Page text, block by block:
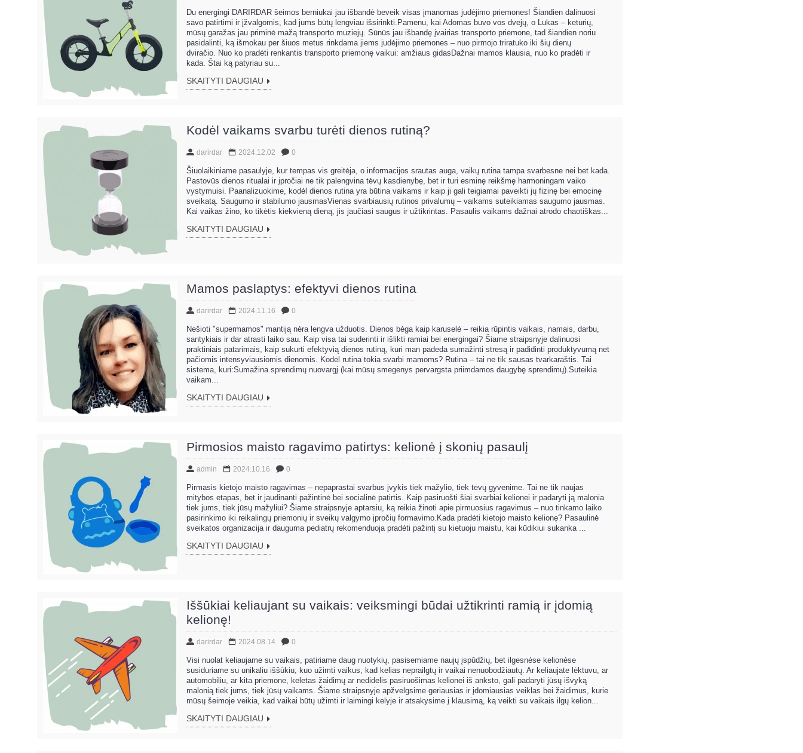
Du energingi DARIRDAR šeimos berniukai jau išbandė beveik visas įmanomas judėjimo priemones! Šiandien dalinuosi
savo patirtimi ir įžvalgomis, kad jums būtų lengviau išsirinkti.Pamenu, kai Adomas buvo vos dvejų, o Lukas – keturių,
mūsų garažas jau priminė mažą transporto muziejų. Sūnūs jau išbandę įvairias transporto priemone, tad šiandien noriu
pasidalinti, ką išmokau per šiuos metus rinkdama jiems judėjimo priemones – nuo pirmojo triratuko iki šių dienų
dviračio. Nuo ko pradėti renkantis transporto priemonę vaikui: amžiaus gidasDažnai mamos klausia, nuo ko pradėti ir
kada. Štai ką patyriau su...
SKAITYTI DAUGIAU
Kodėl vaikams svarbu turėti dienos rutiną?
darirdar 2024.12.02 0
Šiuolaikiniame pasaulyje, kur tempas vis greitėja, o informacijos srautas auga, vaikų rutina tampa svarbesne nei bet kada.
Pastovūs dienos ritualai ir įpročiai ne tik palengvina tėvų kasdienybę, bet ir turi esminę reikšmę harmoningam vaiko
vystymuisi. Paanalizuokime, kodėl dienos rutina yra būtina vaikams ir kaip ji gali teigiamai paveikti jų fizinę bei emocinę
sveikatą. Saugumo ir stabilumo jausmasVienas svarbiausių rutinos privalumų – vaikams suteikiamas saugumo jausmas.
Kai vaikas žino, ko tikėtis kiekvieną dieną, jis jaučiasi saugus ir užtikrintas. Pasaulis vaikams dažnai atrodo chaotiškas...
SKAITYTI DAUGIAU
Mamos paslaptys: efektyvi dienos rutina
darirdar 2024.11.16 0
Nešioti "supermamos" mantiją nėra lengva užduotis. Dienos bėga kaip karuselė – reikia rūpintis vaikais, namais, darbu,
santykiais ir dar atrasti laiko sau. Kaip visa tai suderinti ir išlikti ramiai bei energingai? Šiame straipsnyje dalinuosi
praktiniais patarimais, kaip sukurti efektyvią dienos rutiną, kuri man padeda sumažinti stresą ir padidinti produktyvumą net
pačiomis intensyviausiomis dienomis. Kodėl rutina tokia svarbi mamoms? Rutina – tai ne tik sausas tvarkaraštis. Tai
sistema, kuri:Sumažina sprendimų nuovargį (kai mūsų smegenys pervargsta priimdamos daugybę sprendimų).Suteikia
vaikam...
SKAITYTI DAUGIAU
Pirmosios maisto ragavimo patirtys: kelionė į skonių pasaulį
admin 2024.10.16 0
Pirmasis kietojo maisto ragavimas – nepaprastai svarbus įvykis tiek mažylio, tiek tėvų gyvenime. Tai ne tik naujas
mitybos etapas, bet ir jaudinanti pažintinė bei socialinė patirtis. Kaip pasiruošti šiai svarbiai kelionei ir padaryti ją malonia
tiek jums, tiek jūsų mažyliui? Šiame straipsnyje aptarsiu, ką reikia žinoti apie pirmuosius ragavimus – nuo tinkamo laiko
pasirinkimo iki reikalingų priemonių ir sveikų valgymo įpročių formavimo.Kada pradėti kietojo maisto kelionę? Pasaulinė
sveikatos organizacija ir dauguma pediatrų rekomenduoja pradėti pažintį su kietuoju maistu, kai kūdikiui sukanka ...
SKAITYTI DAUGIAU
Iššūkiai keliaujant su vaikais: veiksmingi būdai užtikrinti ramią ir įdomią
kelionę!
darirdar 2024.08.14 0
Visi nuolat keliaujame su vaikais, patiriame daug nuotykių, pasisemiame naujų įspūdžių, bet ilgesnėse kelionėse
susiduriame su unikaliu iššūkiu, kuo užimti vaikus, kad kelias neprailgtų ir vaikai nenuobodžiautų. Ar keliaujate lėktuvu, ar
automobiliu, ar kita priemone, keletas žaidimų ar nedidelis pasiruošimas kelionei iš anksto, gali padaryti jūsų išvyką
malonią tiek jums, tiek jūsų vaikams. Šiame straipsnyje apžvelgsime geriausias ir įdomiausias veiklas bei žaidimus, kurie
mūsų šeimoje veikia, kad vaikai būtų užimti ir laimingi kelyje ir atsakysime į klausimą, ką veikti su vaikais ilgų kelion...
SKAITYTI DAUGIAU